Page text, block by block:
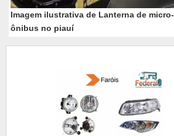
Imagem ilustrativa de Lanterna de micro-
ônibus no piauí